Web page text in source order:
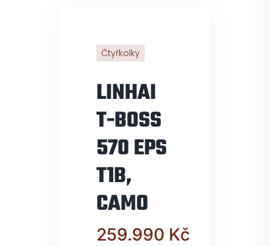
Čtyřkolky
LINHAI
T-BOSS
570 EPS
T1B,
CAMO
259.990 Kč